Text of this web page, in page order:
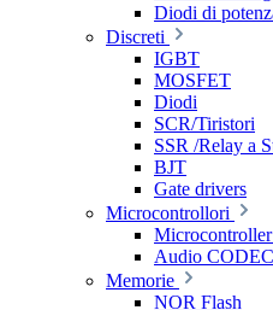
Diodi di
Discreti
IGBT
MOSFET
Diodi
SCR/Tiristori
SSR /Relay a
BJT
Gate drivers
Microcontrollori
Audio
Memorie
NOR Flash